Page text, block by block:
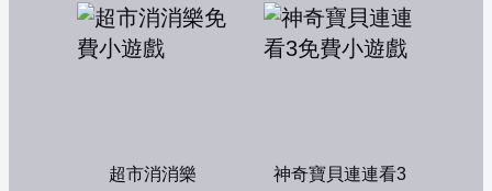
超市消消樂 神奇寶貝連連看3